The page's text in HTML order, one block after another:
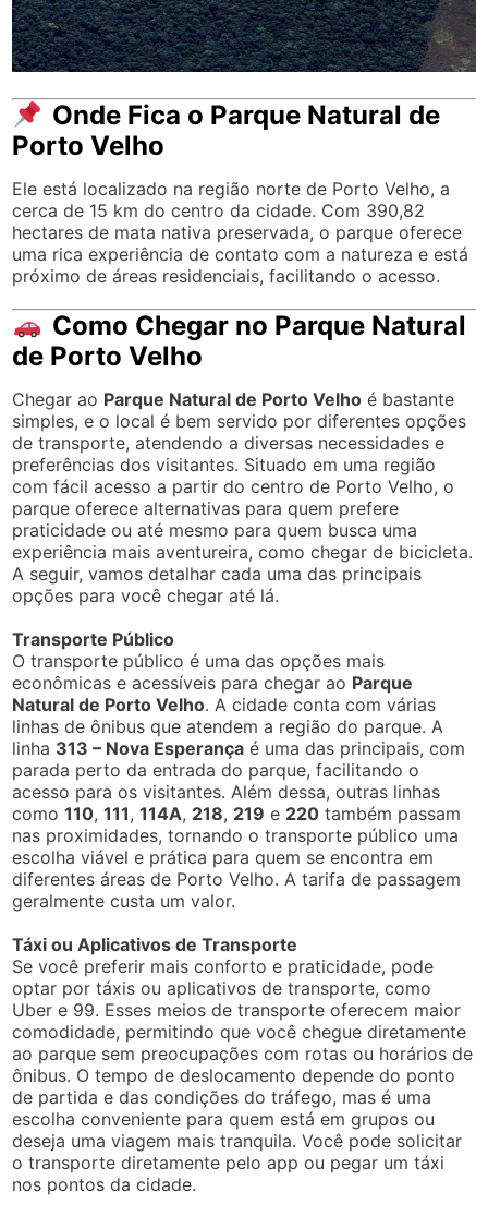
Onde Fica o Parque Natural de
Porto Velho
Ele está localizado na região norte de Porto Velho, a
cerca de 15 km do centro da cidade. Com 390,82
hectares de mata nativa preservada, o parque oferece
uma rica experiência de contato com a natureza e está
próximo de áreas residenciais, facilitando o acesso.
Como Chegar no Parque Natural
de Porto Velho
Chegar ao Parque Natural de Porto Velho é bastante
simples, e o local é bem servido por diferentes opções
de transporte, atendendo a diversas necessidades e
preferências dos visitantes. Situado em uma região
com fácil acesso a partir do centro de Porto Velho, o
parque oferece alternativas para quem prefere
praticidade ou até mesmo para quem busca uma
experiência mais aventureira, como chegar de bicicleta.
A seguir, vamos detalhar cada uma das principais
opções para você chegar até lá.
Transporte Público
O transporte público é uma das opções mais
econômicas e acessíveis para chegar ao Parque
Natural de Porto Velho. A cidade conta com várias
linhas de ônibus que atendem a região do parque. A
linha 313 – Nova Esperança é uma das principais, com
parada perto da entrada do parque, facilitando o
acesso para os visitantes. Além dessa, outras linhas
como110,111,114A, 218, 219 e 220 também passam
nas proximidades, tornando o transporte público uma
escolha viável e prática para quem se encontra em
diferentes áreas de Porto Velho. A tarifa de passagem
geralmente custa um valor.
Táxi ou Aplicativos de Transporte
Se você preferir mais conforto e praticidade, pode
optar por táxis ou aplicativos de transporte, como
Uber e 99. Esses meios de transporte oferecem maior
comodidade, permitindo que você chegue diretamente
ao parque sem preocupações com rotas ou horários de
ônibus. O tempo de deslocamento depende do ponto
de partida e das condições do tráfego, mas é uma
escolha conveniente para quem está em grupos ou
deseja uma viagem mais tranquila. Você pode solicitar
o transporte diretamente pelo app ou pegar um táxi
nos pontos da cidade.